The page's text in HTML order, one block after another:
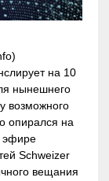
на 10
нынешнего
возможного
опирался на
эфире
Schweizer
вещания